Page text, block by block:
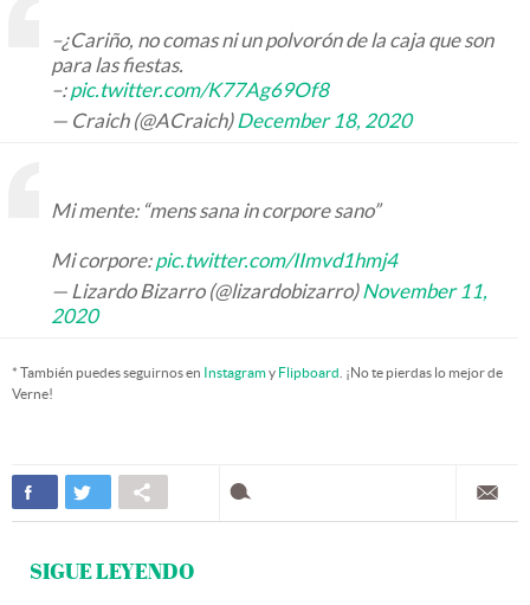
–¿Cariño, no comas ni un polvorón de la caja que son
para las fiestas.
–:pic.twitter.com/K77Ag69Of8
— Craich (@ACraich)December 18, 2020
Mi mente: “mens sana in corpore sano”
Mi corpore:pic.twitter.com/IImvd1hmj4
— Lizardo Bizarro (@lizardobizarro)November 11,
2020
* También puedes seguirnos en Instagramy Flipboard . ¡No te pierdas lo mejor de
Verne!
SIGUE LEYENDO